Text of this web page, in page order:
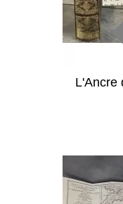
L'Ancre